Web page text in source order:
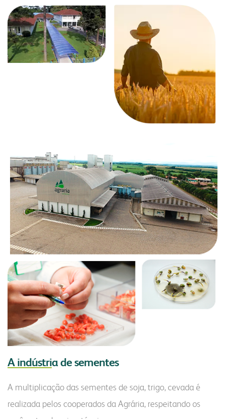
A indústria de sementes
A multiplicação das sementes de soja, trigo, cevada é
realizada pelos cooperados da Agrária, respeitando os